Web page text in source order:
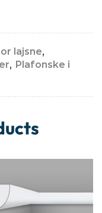
lajsne,
, Plafonske i